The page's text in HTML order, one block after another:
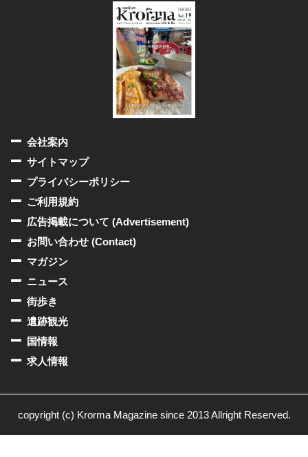
会社案内
サイトマップ
プライバシーポリシー
ご利用規約
広告掲載について (Advertisement)
お問い合わせ (Contact)
マガジン
ニュース
街歩き
遺跡観光
国情報
求人情報
copyright (c) Krorma Magazine since 2013 Allright Reserved.